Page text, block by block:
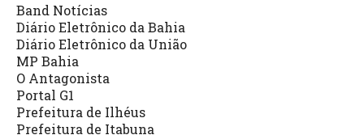
Band Notícias
Diário Eletrônico da Bahia
Diário Eletrônico da União
MP Bahia
O Antagonista
Portal G1
Prefeitura de Ilhéus
Prefeitura de Itabuna